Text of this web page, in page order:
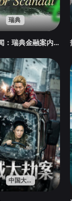
瑞典
Trustor丑闻：瑞典金融案内幕
中国大陆